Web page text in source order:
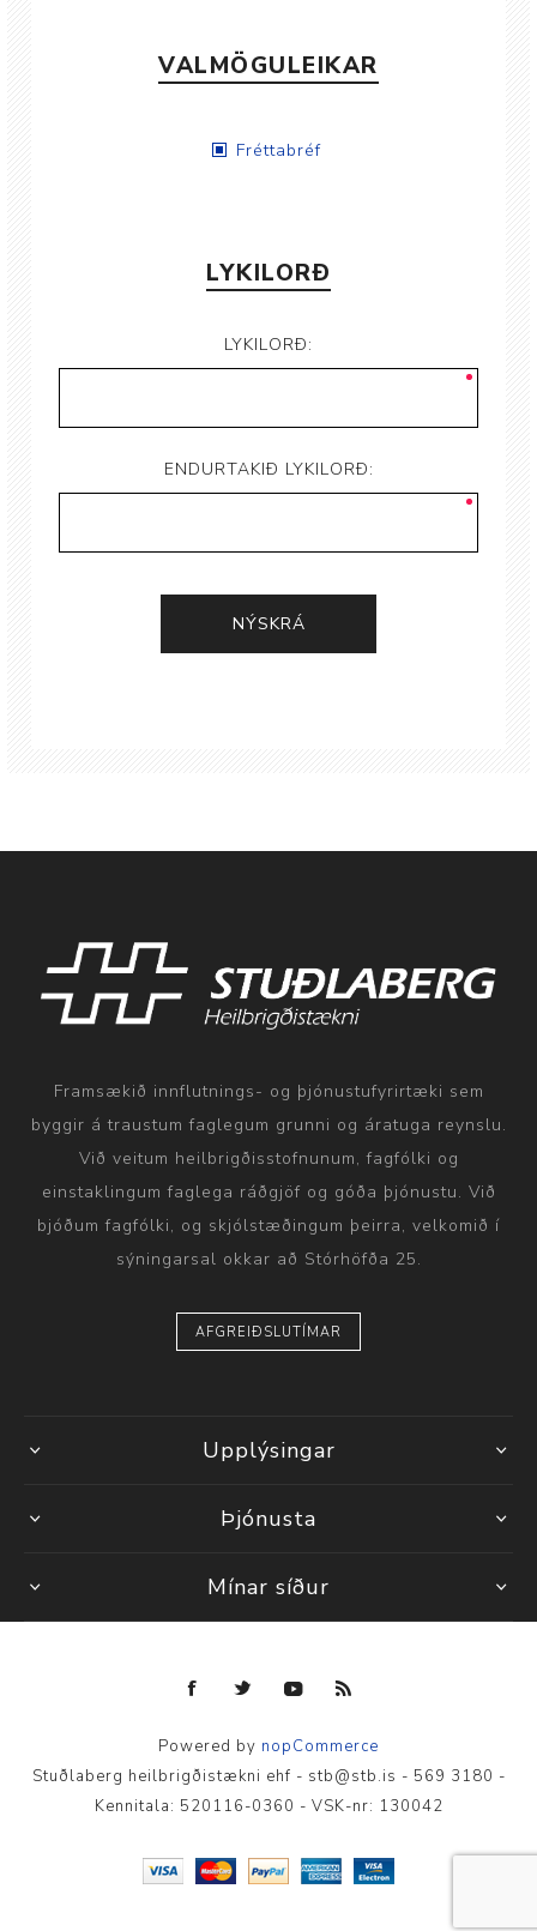
VALMÖGULEIKAR
Fréttabréf
LYKILORÐ
LYKILORÐ:
ENDURTAKIÐ LYKILORÐ:
Framsækið innflutnings- og þjónustufyrirtæki sem
byggir á traustum faglegum grunni og áratuga reynslu.
Við veitum heilbrigðisstofnunum, fagfólki og
einstaklingum faglega ráðgjöf og góða þjónustu. Við
bjóðum fagfólki, og skjólstæðingum þeirra, velkomið í
sýningarsal okkar að Stórhöfða 25.
AFGREIÐSLUTÍMAR
Upplýsingar
Þjónusta
Mínar síður
Powered by nopCommerce
Stuðlaberg heilbrigðistækni ehf - stb@stb.is - 569 3180 -
Kennitala: 520116-0360 - VSK-nr: 130042